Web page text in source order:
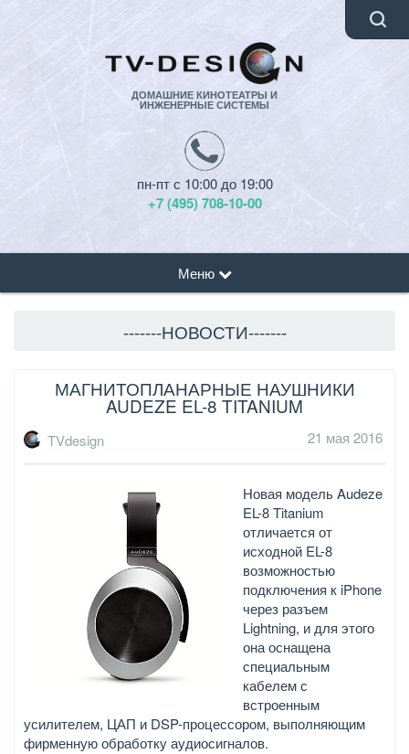
ДОМАШНИЕ КИНОТЕАТРЫ И
ИНЖЕНЕРНЫЕ СИСТЕМЫ
пн-пт с 10:00 до 19:00
+7 (495) 708-10-00
Меню
-------НОВОСТИ-------
МАГНИТОПЛАНАРНЫЕ НАУШНИКИ
AUDEZE EL-8 TITANIUM
TVdesign 21 мая 2016
Новая модель Audeze
EL-8 Titanium
отличается от
исходной EL-8
возможностью
подключения к iPhone
через разъем
Lightning, и для этого
она оснащена
специальным
кабелем с
встроенным
усилителем, ЦАП и DSP-процессором, выполняющим
фирменную обработку аудиосигналов.